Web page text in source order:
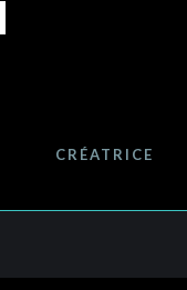
CRÉATRICE